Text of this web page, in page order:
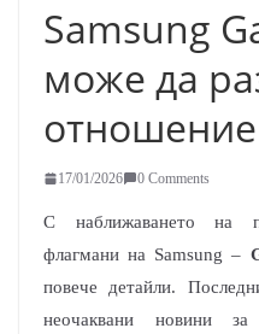
Samsung
може да
17/01/2026 0 Comments
С наближаването на
флагмани на Samsung –
повече детайли.
неочаквани новини